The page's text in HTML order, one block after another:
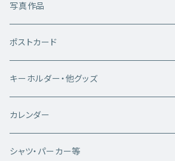
写真作品
ポストカード
キーホルダー・他グッズ
キーホルダー
雑貨類
カレンダー
シャツ・パーカー等